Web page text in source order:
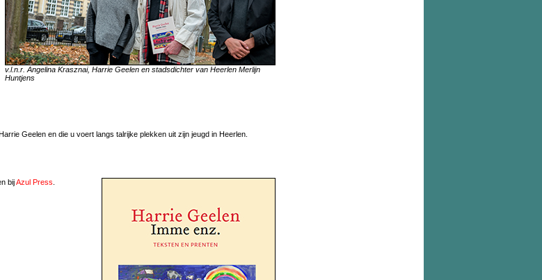
v.l.n.r. Angelina Krasznai, Harrie Geelen en stadsdichter van Heerlen Merlijn
Huntjens
Geelen en die u voert langs talrijke plekken uit zijn jeugd in Heerlen.
bijAzul Press